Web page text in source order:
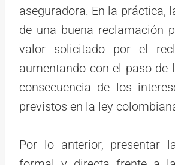
aseguradora. En la práctica,
de una buena reclamación
valor solicitado por el
aumentando con el paso de
consecuencia de los
previstos en la ley
Por lo anterior, presentar